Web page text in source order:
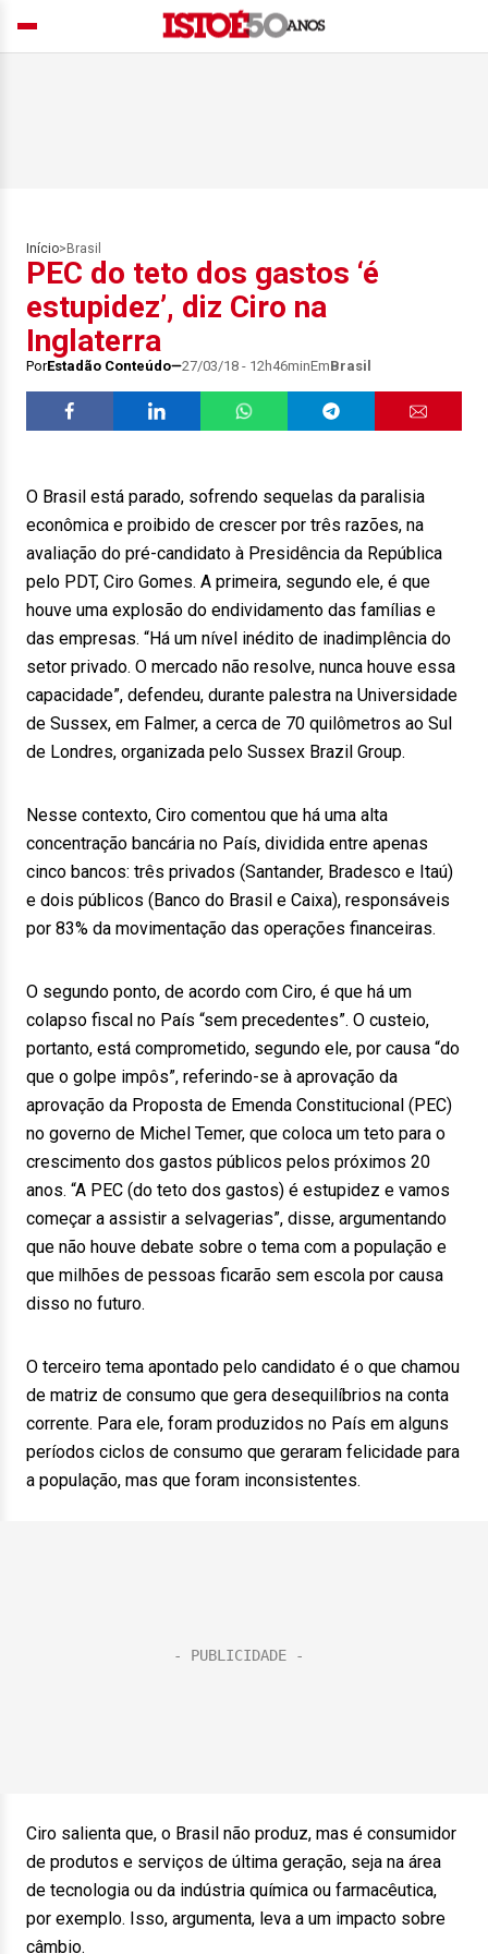
Início> Brasil
PEC do teto dos gastos ‘é
estupidez’, diz Ciro na
Inglaterra
PorEstadão Conteúdo 27/03/18 - 12h46minEmBrasil
O Brasil está parado, sofrendo sequelas da paralisia
econômica e proibido de crescer por três razões, na
avaliação do pré-candidato à Presidência da República
pelo PDT, Ciro Gomes. A primeira, segundo ele, é que
houve uma explosão do endividamento das famílias e
das empresas. “Há um nível inédito de inadimplência do
setor privado. O mercado não resolve, nunca houve essa
capacidade”, defendeu, durante palestra na Universidade
de Sussex, em Falmer, a cerca de 70 quilômetros ao Sul
de Londres, organizada pelo Sussex Brazil Group.
Nesse contexto, Ciro comentou que há uma alta
concentração bancária no País, dividida entre apenas
cinco bancos: três privados (Santander, Bradesco e Itaú)
e dois públicos (Banco do Brasil e Caixa), responsáveis
por 83% da movimentação das operações financeiras.
O segundo ponto, de acordo com Ciro, é que há um
colapso fiscal no País “sem precedentes”. O custeio,
portanto, está comprometido, segundo ele, por causa “do
que o golpe impôs”, referindo-se à aprovação da
aprovação da Proposta de Emenda Constitucional (PEC)
no governo de Michel Temer, que coloca um teto para o
crescimento dos gastos públicos pelos próximos 20
anos. “A PEC (do teto dos gastos) é estupidez e vamos
começar a assistir a selvagerias”, disse, argumentando
que não houve debate sobre o tema com a população e
que milhões de pessoas ficarão sem escola por causa
disso no futuro.
O terceiro tema apontado pelo candidato é o que chamou
de matriz de consumo que gera desequilíbrios na conta
corrente. Para ele, foram produzidos no País em alguns
períodos ciclos de consumo que geraram felicidade para
a população, mas que foram inconsistentes.
Ciro salienta que, o Brasil não produz, mas é consumidor
de produtos e serviços de última geração, seja na área
de tecnologia ou da indústria química ou farmacêutica,
por exemplo. Isso, argumenta, leva a um impacto sobre
câmbio.